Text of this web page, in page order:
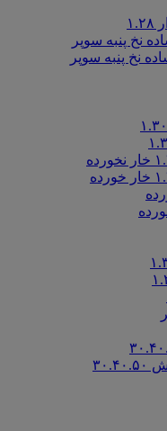
نخ پنبه سوپر
نخ پنبه سوپر